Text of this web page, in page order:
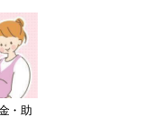
・助